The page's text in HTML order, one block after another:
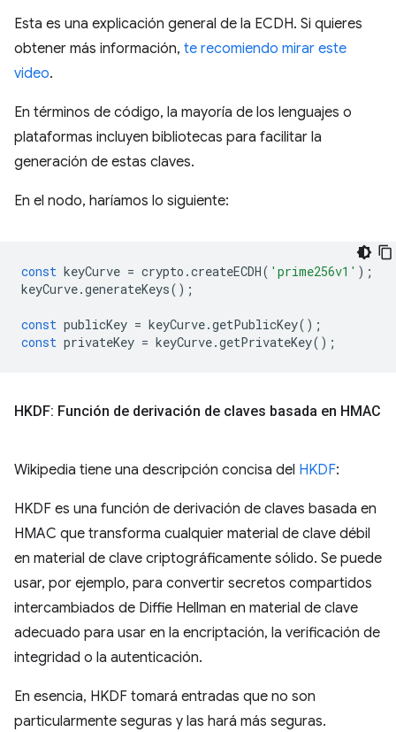
Esta es una explicación general de la ECDH. Si quieres
obtener más información, te recomiendo mirar este
video.
En términos de código, la mayoría de los lenguajes o
plataformas incluyen bibliotecas para facilitar la
generación de estas claves.
En el nodo, haríamos lo siguiente:
const keyCurve = crypto .createECDH( 'prime256v1' );
keyCurve.generateKeys();
const publicKey = keyCurve.getPublicKey();
const privateKey = keyCurve.getPrivateKey();
HKDF: Función de derivación de claves basada en HMAC
Wikipedia tiene una descripción concisa del HKDF:
HKDF es una función de derivación de claves basada en
HMAC que transforma cualquier material de clave débil
en material de clave criptográficamente sólido. Se puede
usar, por ejemplo, para convertir secretos compartidos
intercambiados de Diffie Hellman en material de clave
adecuado para usar en la encriptación, la verificación de
integridad o la autenticación.
En esencia, HKDF tomará entradas que no son
particularmente seguras y las hará más seguras.